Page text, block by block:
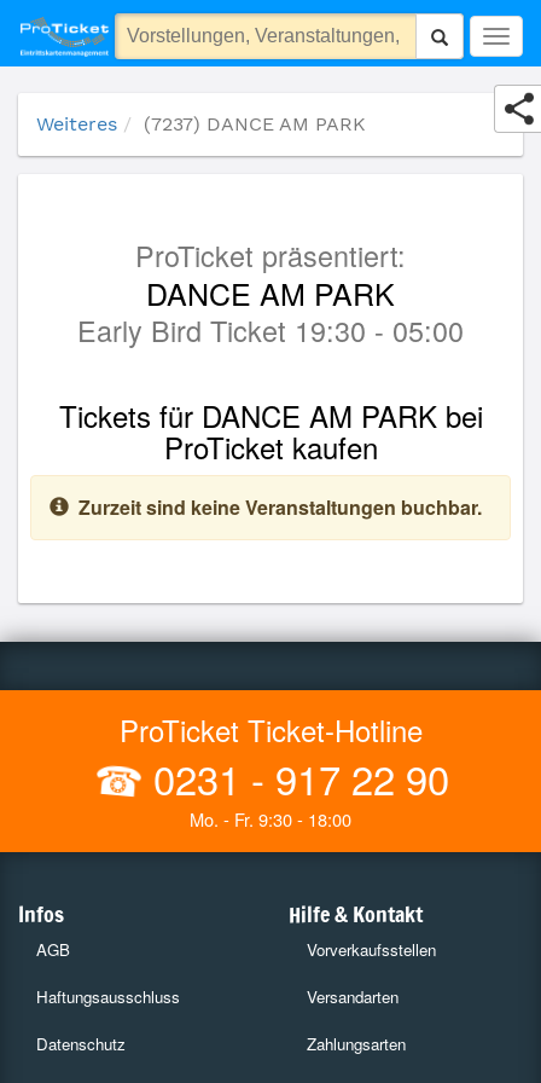
(7237) DANCE AM PARK
Weiteres (7237) DANCE AM PARK
ProTicket präsentiert:
DANCE AM PARK
Early Bird Ticket 19:30 - 05:00
Tickets für DANCE AM PARK bei
ProTicket kaufen
Zurzeit sind keine Veranstaltungen buchbar.
ProTicket Ticket-Hotline
☎ 0231 - 917 22 90
Mo. - Fr. 9:30 - 18:00
Infos
AGB
Haftungsausschluss
Datenschutz
Hilfe & Kontakt
Vorverkaufsstellen
Versandarten
Zahlungsarten